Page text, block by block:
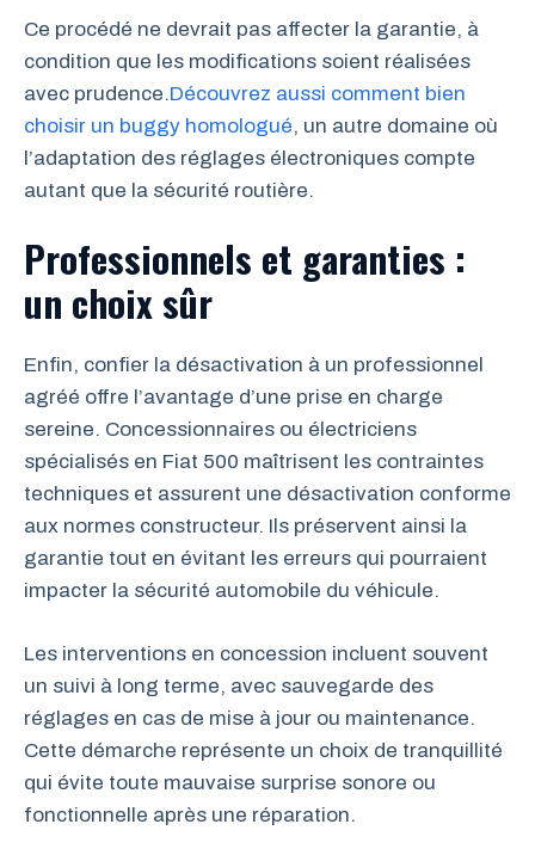
Ce procédé ne devrait pas affecter la garantie, à
condition que les modifications soient réalisées
avec prudence.Découvrez aussi comment bien
choisir un buggy homologué, un autre domaine où
l’adaptation des réglages électroniques compte
autant que la sécurité routière.
Professionnels et garanties :
un choix sûr
Enfin, confier la désactivation à un professionnel
agréé offre l’avantage d’une prise en charge
sereine. Concessionnaires ou électriciens
spécialisés en Fiat 500 maîtrisent les contraintes
techniques et assurent une désactivation conforme
aux normes constructeur. Ils préservent ainsi la
garantie tout en évitant les erreurs qui pourraient
impacter la sécurité automobile du véhicule.
Les interventions en concession incluent souvent
un suivi à long terme, avec sauvegarde des
réglages en cas de mise à jour ou maintenance.
Cette démarche représente un choix de tranquillité
qui évite toute mauvaise surprise sonore ou
fonctionnelle après une réparation.